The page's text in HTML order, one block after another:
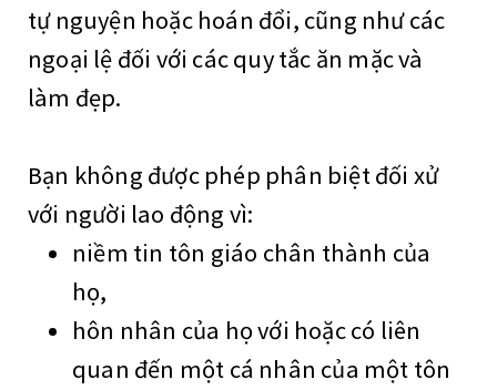
tự nguyện hoặc hoán đổi, cũng như các
ngoại lệ đối với các quy tắc ăn mặc và
làm đẹp.
Bạn không được phép phân biệt đối xử
với người lao động vì:
niềm tin tôn giáo chân thành của
họ,
hôn nhân của họ với hoặc có liên
quan đến một cá nhân của một tôn